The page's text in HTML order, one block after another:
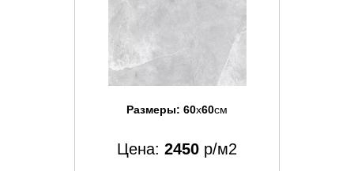
Размеры: 60x60см
Цена: 2450 р/м2